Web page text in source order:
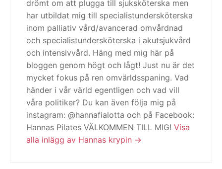
drömt om att plugga till sjuksköterska men
har utbildat mig till specialistundersköterska
inom palliativ vård/avancerad omvårdnad
och specialistundersköterska i akutsjukvård
och intensivvård. Häng med mig här på
bloggen genom högt och lågt! Just nu är det
mycket fokus på ren omvärldsspaning. Vad
händer i vår värld egentligen och vad vill
våra politiker? Du kan även följa mig på
instagram: @hannafialotta och på Facebook:
Hannas Pilates VÄLKOMMEN TILL MIG! Visa
alla inlägg av Hannas krypin